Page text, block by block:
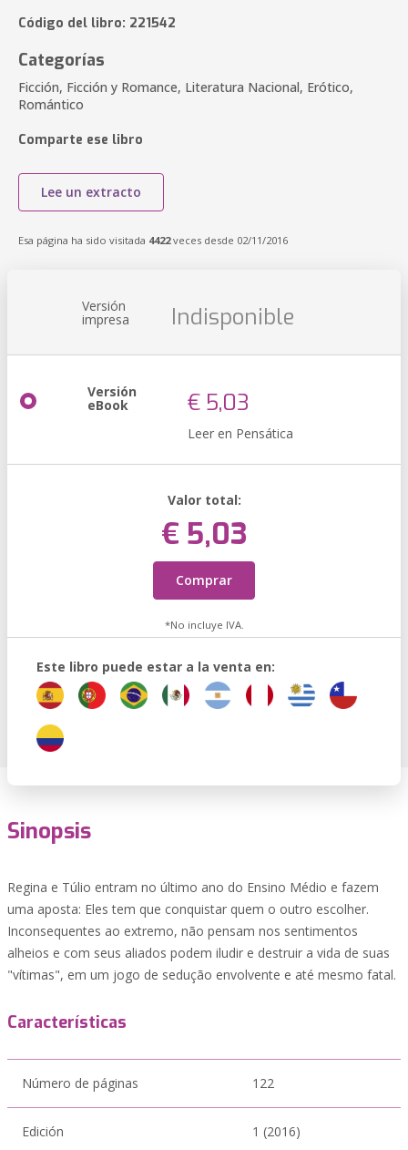
Código del libro: 221542
Categorías
Ficción, Ficción y Romance, Literatura Nacional, Erótico,
Romántico
Comparte ese libro
Lee un extracto
Esa página ha sido visitada 4422veces desde 02/11/2016
Versión
impresa Indisponible
Versión
eBook € 5,03
Leer en Pensática
Valor total:
€ 5,03
Comprar
*No incluye IVA.
Este libro puede estar a la venta en:
Sinopsis
Regina e Túlio entram no último ano do Ensino Médio e fazem
uma aposta: Eles tem que conquistar quem o outro escolher.
Inconsequentes ao extremo, não pensam nos sentimentos
alheios e com seus aliados podem iludir e destruir a vida de suas
"vítimas", em um jogo de sedução envolvente e até mesmo fatal.
Características
Número de páginas 122
Edición 1 (2016)